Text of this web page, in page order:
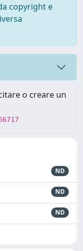
copyright e
o creare un
ND
ND
ND